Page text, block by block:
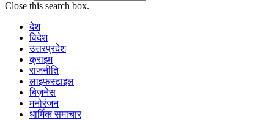
Close this search box.
देश
विदेश
उत्तरप्रदेश
क्राइम
राजनीति
लाइफस्टाइल
बिज़नेस
मनोरंजन
धार्मिक समाचार